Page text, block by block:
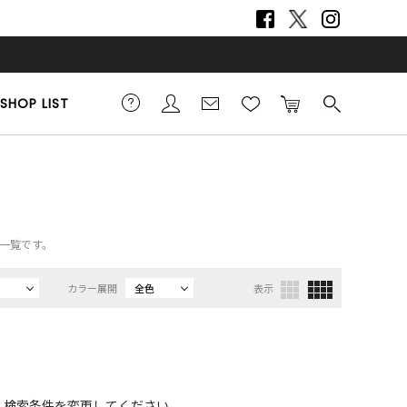
SHOP LIST
覧です。
カラー展開 全色 表示